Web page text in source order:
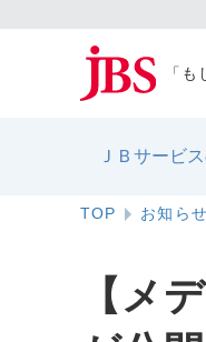
「
ＪＢサービ
TOP お知らせ
【メ